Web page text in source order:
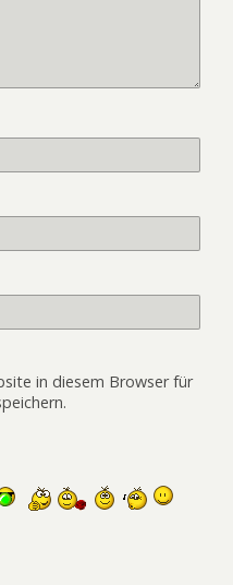
in diesem Browser für